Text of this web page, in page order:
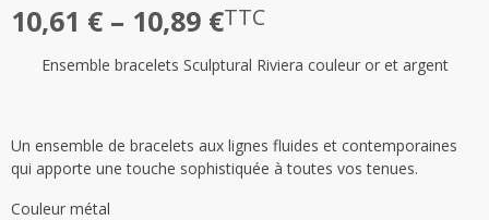
10,61 € – 10,89 €
Plage
de
à
10,89 €
TTC
Ensemble bracelets Sculptural Riviera couleur or et argent
Un ensemble de bracelets aux lignes fluides et contemporaines
qui apporte une touche sophistiquée à toutes vos tenues.
Couleur métal